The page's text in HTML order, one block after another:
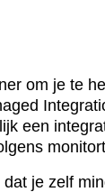
om je te
een
je zelf